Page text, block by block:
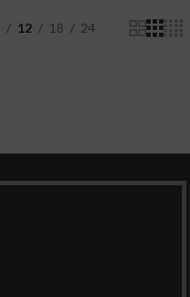
12 18 24